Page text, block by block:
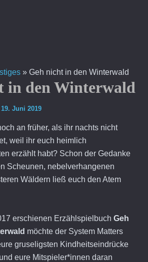
» Geh nicht in den Winterwald
in den Winterwald
19. Juni 2019
an früher, als ihr nachts nicht
weil ihr euch heimlich
erzählt habt? Schon der Gedanke
Scheunen, nebelverhangenen
Wäldern ließ euch den Atem
erschienen Erzählspielbuch Geh
möchte der System Matters
gruseligsten Kindheitseindrücke
eure Mitspieler*innen daran